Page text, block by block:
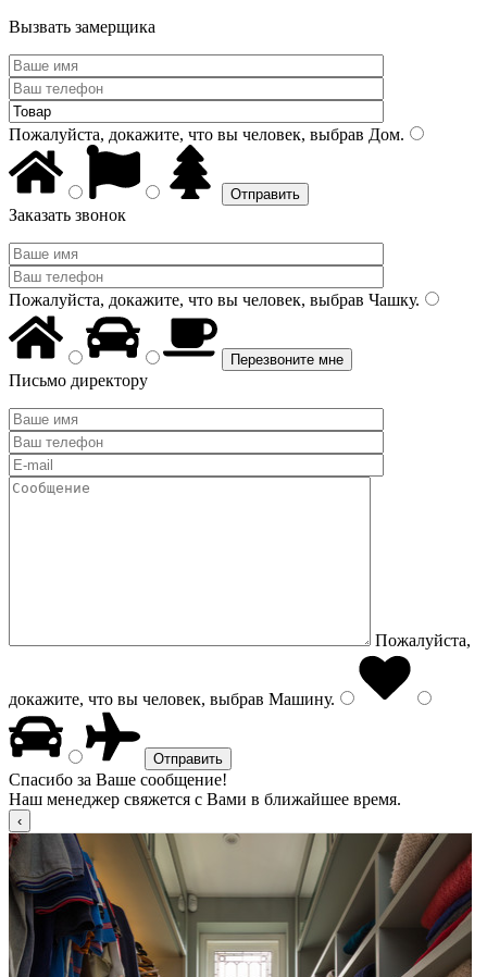
Вызвать замерщика
Пожалуйста, докажите, что вы человек, выбрав Дом.
Заказать звонок
Пожалуйста, докажите, что вы человек, выбрав Чашку.
Письмо директору
Пожалуйста,
докажите, что вы человек, выбрав Машину.
Спасибо за Ваше сообщение!
Наш менеджер свяжется с Вами в ближайшее время.